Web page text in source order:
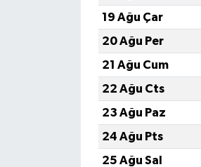
19 Ağu Çar
20 Ağu Per
21 Ağu Cum
22 Ağu Cts
23 Ağu Paz
24 Ağu Pts
25 Ağu Sal